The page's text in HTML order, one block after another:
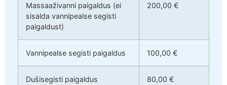
Massaaživanni paigaldus (ei
sisalda vannipealse segisti
paigaldust)
200,00 €
Vannipealse segisti paigaldus 100,00 €
Dušisegisti paigaldus 80,00 €